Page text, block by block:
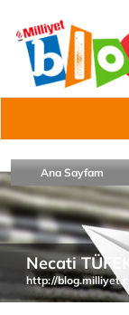
Ana Sayfam
Necati
http://